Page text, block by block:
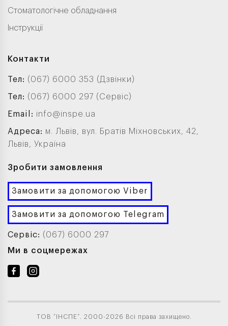
Стоматологічне обладнання
Інструкції
Контакти
Тел: (067) 6000 353 (Дзвінки)
Тел: (067) 6000 297 (Сервіс)
Email: info@inspe.ua
Адреса: м. Львів, вул. Братів Міхновських, 42,
Львів, Україна
Зробити замовлення
Замовити за допомогою Viber
Замовити за допомогою Telegram
Сервіс: (067) 6000 297
Ми в соцмережах
ТОВ “ІНСПЕ”. 2000-2026 Всі права захищено.